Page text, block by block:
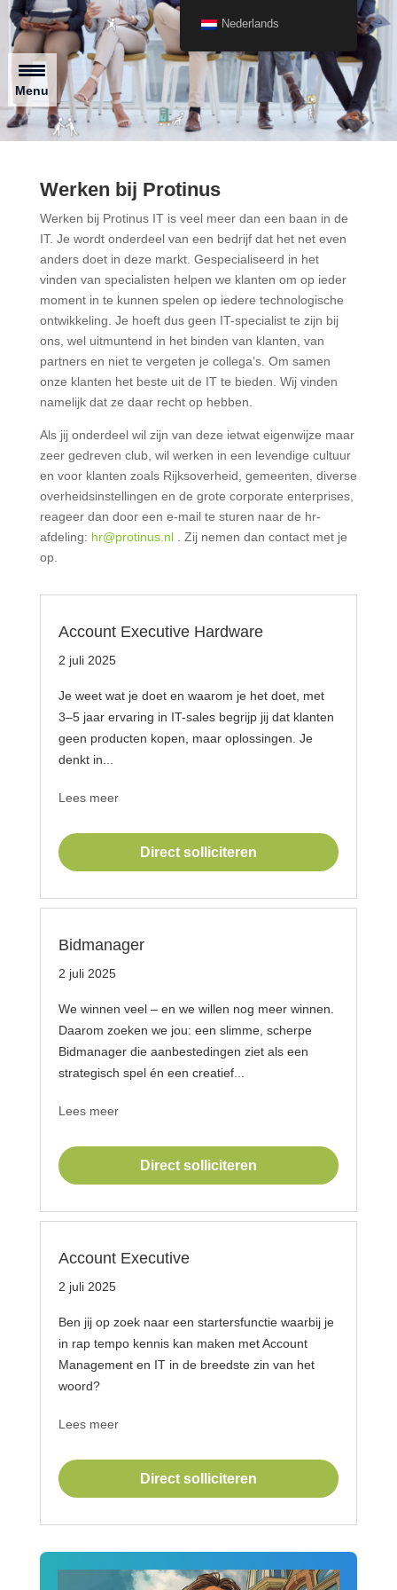
Werken bij Protinus
Werken bij Protinus IT is veel meer dan een baan in de
IT. Je wordt onderdeel van een bedrijf dat het net even
anders doet in deze markt. Gespecialiseerd in het
vinden van specialisten helpen we klanten om op ieder
moment in te kunnen spelen op iedere technologische
ontwikkeling. Je hoeft dus geen IT-specialist te zijn bij
ons, wel uitmuntend in het binden van klanten, van
partners en niet te vergeten je collega’s. Om samen
onze klanten het beste uit de IT te bieden. Wij vinden
namelijk dat ze daar recht op hebben.
Als jij onderdeel wil zijn van deze ietwat eigenwijze maar
zeer gedreven club, wil werken in een levendige cultuur
en voor klanten zoals Rijksoverheid, gemeenten, diverse
overheidsinstellingen en de grote corporate enterprises,
reageer dan door een e-mail te sturen naar de hr-
afdeling: hr@protinus.nl
. Zij nemen dan contact met je
op.
Account Executive Hardware
2 juli 2025
Je weet wat je doet en waarom je het doet, met
3–5 jaar ervaring in IT-sales begrijp jij dat klanten
geen producten kopen, maar oplossingen. Je
denkt in...
Lees meer
Direct solliciteren
Bidmanager
2 juli 2025
We winnen veel – en we willen nog meer winnen.
Daarom zoeken we jou: een slimme, scherpe
Bidmanager die aanbestedingen ziet als een
strategisch spel én een creatief...
Lees meer
Direct solliciteren
Account Executive
2 juli 2025
Ben jij op zoek naar een startersfunctie waarbij je
in rap tempo kennis kan maken met Account
Management en IT in de breedste zin van het
woord?
Lees meer
Direct solliciteren
Nederlands
Menu